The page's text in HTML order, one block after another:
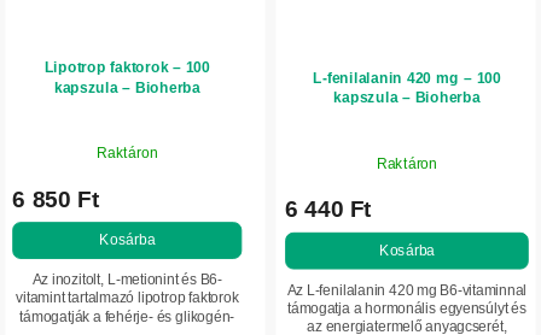
Lipotrop faktorok – 100
kapszula – Bioherba
Raktáron
6 850 Ft
Kosárba
Az inozitolt, L-metionint és B6-
vitamint tartalmazó lipotrop faktorok
támogatják a fehérje- és glikogén-
L-fenilalanin 420 mg – 100
kapszula – Bioherba
Raktáron
6 440 Ft
Kosárba
Az L-fenilalanin 420 mg B6-vitaminnal
támogatja a hormonális egyensúlyt és
az energiatermelő anyagcserét,